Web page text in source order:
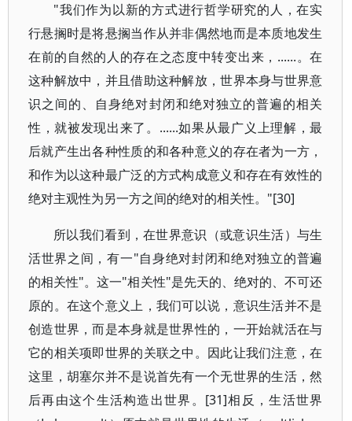
"我们作为以新的方式进行哲学研究的人，在实
行悬搁时是将悬搁当作从并非偶然地而是本质地发生
在前的自然的人的存在之态度中转变出来，......。在
这种解放中，并且借助这种解放，世界本身与世界意
识之间的、自身绝对封闭和绝对独立的普遍的相关
性，就被发现出来了。......如果从最广义上理解，最
后就产生出各种性质的和各种意义的存在者为一方，
和作为以这种最广泛的方式构成意义和存在有效性的
绝对主观性为另一方之间的绝对的相关性。"[30]
所以我们看到，在世界意识（或意识生活）与生
活世界之间，有一"自身绝对封闭和绝对独立的普遍
的相关性"。这一"相关性"是先天的、绝对的、不可还
原的。在这个意义上，我们可以说，意识生活并不是
创造世界，而是本身就是世界性的，一开始就活在与
它的相关项即世界的关联之中。因此让我们注意，在
这里，胡塞尔并不是说首先有一个无世界的生活，然
后再由这个生活构造出世界。[31]相反，生活世界